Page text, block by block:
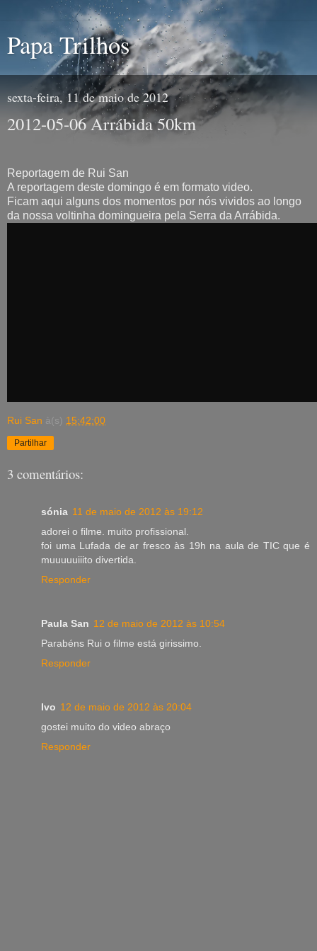
Papa Trilhos
sexta-feira, 11 de maio de 2012
2012-05-06 Arrábida 50km
Reportagem de Rui San
A reportagem deste domingo é em formato video.
Ficam aqui alguns dos momentos por nós vividos ao longo
da nossa voltinha domingueira pela Serra da Arrábida.
Rui San à(s) 15:42:00
Partilhar
3 comentários:
sónia 11 de maio de 2012 às 19:12
adorei o filme. muito profissional.
foi uma Lufada de ar fresco às 19h na aula de TIC que é
muuuuuiiito divertida.
Responder
Paula San 12 de maio de 2012 às 10:54
Parabéns Rui o filme está girissimo.
Responder
Ivo 12 de maio de 2012 às 20:04
gostei muito do video abraço
Responder